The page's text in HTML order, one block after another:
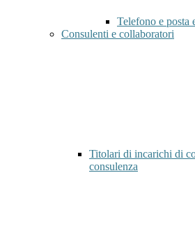
Telefono e posta
Consulenti e collaboratori
Titolari di incarichi di
consulenza